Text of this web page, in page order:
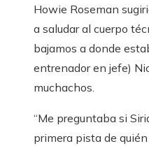
Howie Roseman
a saludar al cuerpo
bajamos a donde
entrenador en jefe)
muchachos.
“Me preguntaba si
primera pista de